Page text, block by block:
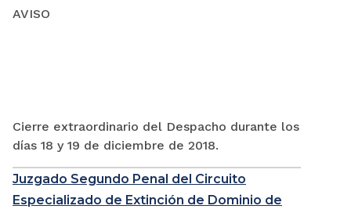
AVISO
Cierre extraordinario del Despacho durante los
días 18 y 19 de diciembre de 2018.
Juzgado Segundo Penal del Circuito
Especializado de Extinción de Dominio de